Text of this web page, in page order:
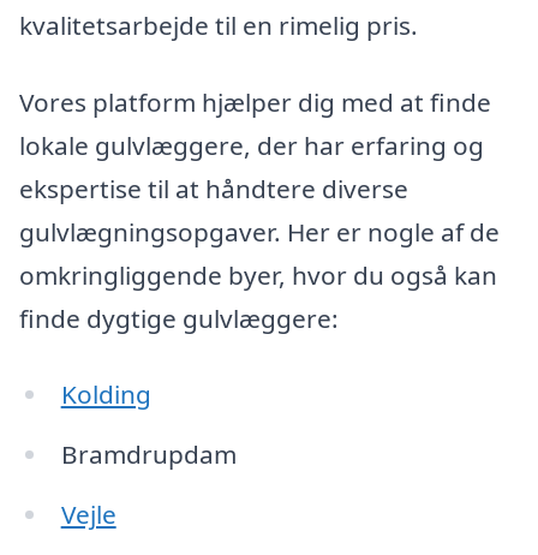
kvalitetsarbejde til en rimelig pris.
Vores platform hjælper dig med at finde
lokale gulvlæggere, der har erfaring og
ekspertise til at håndtere diverse
gulvlægningsopgaver. Her er nogle af de
omkringliggende byer, hvor du også kan
finde dygtige gulvlæggere:
Kolding
Bramdrupdam
Vejle